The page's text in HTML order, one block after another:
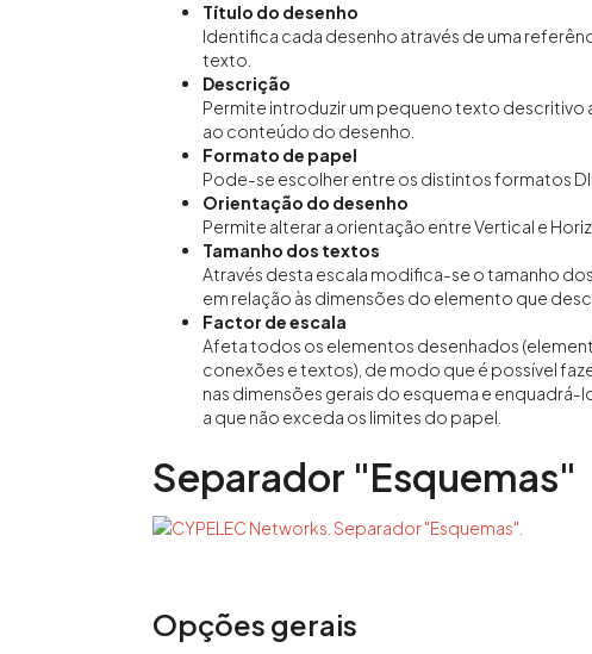
Título do desenho
Identifica cada desenho através de uma
texto.
Descrição
Permite introduzir um pequeno texto descritivo
ao conteúdo do desenho.
Formato de papel
Pode-se escolher entre os distintos formatos
Orientação do desenho
Permite alterar a orientação entre Vertical e
Tamanho dos textos
Através desta escala modifica-se o tamanho
em relação às dimensões do elemento que
Factor de escala
Afeta todos os elementos desenhados
conexões e textos), de modo que é possível
nas dimensões gerais do esquema e enquadrá-
a que não exceda os limites do papel.
Separador "Esquemas"
Opções gerais